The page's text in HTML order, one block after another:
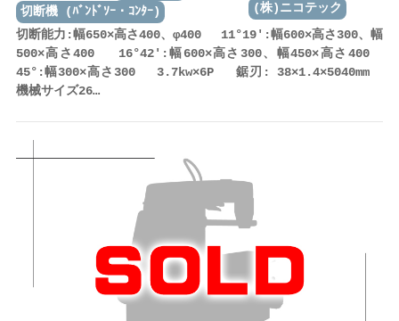
切断機 (ﾊﾞﾝﾄﾞｿｰ・ｺﾝﾀｰ)
(株)ニコテック
切断能力:幅650×高さ400、φ400 11°19':幅600×高さ300、幅
500×高さ400 16°42':幅600×高さ300、幅450×高さ400
45°:幅300×高さ300 3.7kw×6P 鋸刃: 38×1.4×5040mm
機械サイズ26…